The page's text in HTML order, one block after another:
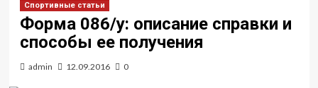
Спортивные статьи
Форма 086/у: описание справки и
способы ее получения
admin 12.09.2016 0